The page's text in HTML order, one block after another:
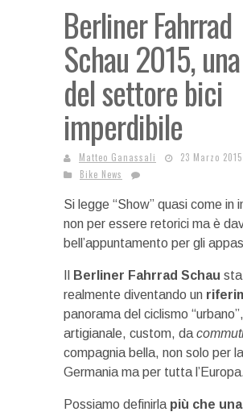
Berliner Fahrrad
Schau 2015,
del settore bici
imperdibile
Matteo Ganassali
23 Marzo 2015
Bike News
Si legge “Show” quasi come in
non per essere retorici ma è
bell’appuntamento per gli
Berliner Fahrrad Schau sta
realmente diventando un
panorama del ciclismo “urbano”,
artigianale, custom, da
compagnia bella, non solo per la
Germania ma per tutta l’Europa.
Possiamo definirla più che